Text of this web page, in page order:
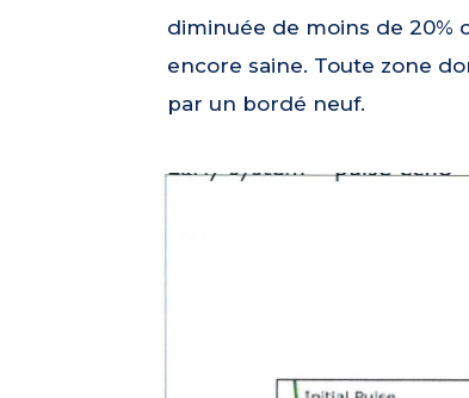
diminuée de moins de 20%
encore saine. Toute zone
par un bordé neuf.